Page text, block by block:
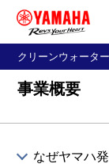
クリーンウォータ
事業概要
なぜヤマハ